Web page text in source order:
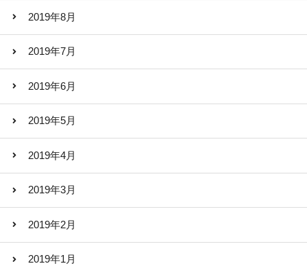
2019年8月
2019年7月
2019年6月
2019年5月
2019年4月
2019年3月
2019年2月
2019年1月